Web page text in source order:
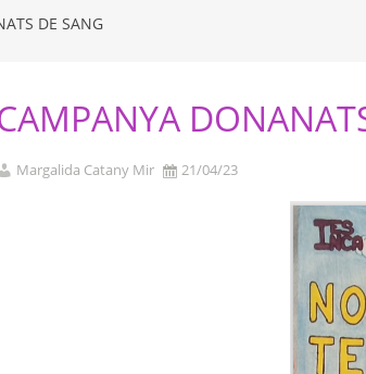
DE SANG
Margalida Catany Mir 21/04/23